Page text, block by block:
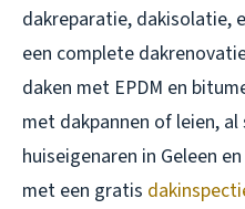
dakreparatie, dakisolatie,
een complete
daken met EPDM en
met dakpannen of leien,
huiseigenaren in Geleen
met een gratis